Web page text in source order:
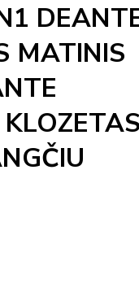
MATINIS